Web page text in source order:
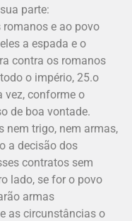
parte:
romanos e ao povo
a espada e o
contra os romanos
o império, 25.o
vez, conforme o
de boa vontade.
nem trigo, nem armas,
a decisão dos
contratos sem
lado, se for o povo
armas
as circunstâncias o